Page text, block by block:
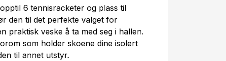
6 tennisracketer og plass til
den til det perfekte valget for
praktisk veske å ta med seg i hallen.
som holder skoene dine isolert
til annet utstyr.